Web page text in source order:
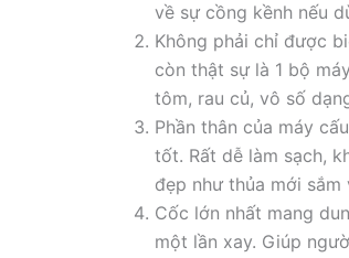
về sự cồng kềnh nếu
Không phải chỉ được
còn thật sự là 1 bộ
tôm, rau củ, vô số
Phần thân của máy
tốt. Rất dễ làm sạch,
đẹp như thủa mới sắm
Cốc lớn nhất mang
một lần xay. Giúp